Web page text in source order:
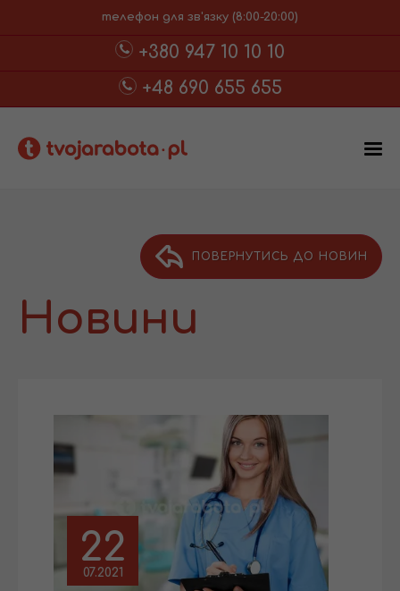
телефон для зв'язку (8:00-20:00)
+380 947 10 10 10
+48 690 655 655
ПОВЕРНУТИСЬ ДО НОВИН
Новини
22
07.2021